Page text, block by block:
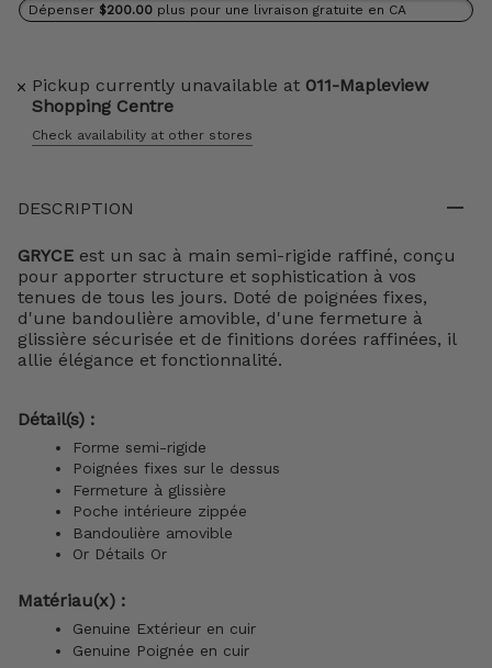
Dépenser $200.00 plus pour une livraison gratuite en CA
Pickup currently unavailable at 011-Mapleview
Shopping Centre
Check availability at other stores
DESCRIPTION
GRYCE est un sac à main semi-rigide raffiné, conçu
pour apporter structure et sophistication à vos
tenues de tous les jours. Doté de poignées fixes,
d'une bandoulière amovible, d'une fermeture à
glissière sécurisée et de finitions dorées raffinées, il
allie élégance et fonctionnalité.
Détail(s) :
Forme semi-rigide
Poignées fixes sur le dessus
Fermeture à glissière
Poche intérieure zippée
Bandoulière amovible
Or Détails Or
Matériau(x) :
Genuine Extérieur en cuir
Genuine Poignée en cuir